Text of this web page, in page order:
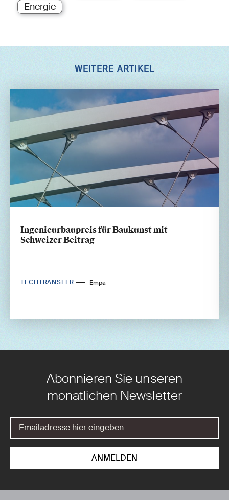
Energie
WEITERE ARTIKEL
Ingenieurbaupreis für Baukunst mit
Schweizer Beitrag
TECHTRANSFER Empa
Abonnieren Sie unseren
monatlichen Newsletter